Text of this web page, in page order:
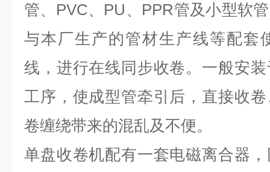
管、PVC、PU、PPR管及小型软
与本厂生产的管材生产线等配套
线，进行在线同步收卷。一般安
工序，使成型管牵引后，直接收
卷缠绕带来的混乱及不便。
单盘收卷机配有一套电磁离合器